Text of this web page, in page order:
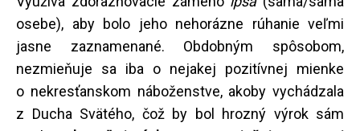
osebe), aby bolo jeho nehorázne rúhanie veľmi
jasne zaznamenané. Obdobným spôsobom,
nezmieňuje sa iba o nejakej pozitívnej mienke
o nekresťanskom náboženstve, akoby vychádzala
z Ducha Svätého, čož by bol hrozný výrok sám